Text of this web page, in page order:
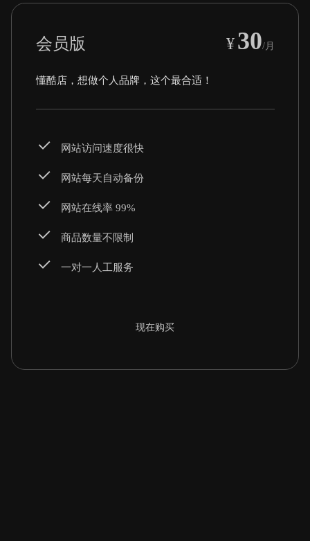
会员版 ¥ 30/月
懂酷店，想做个人品牌，这个最合适！
网站访问速度很快
网站每天自动备份
网站在线率 99%
商品数量不限制
一对一人工服务
现在购买